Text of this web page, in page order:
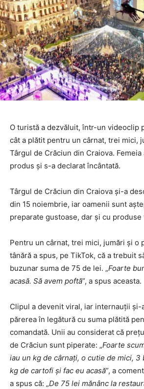
O turistă a dezvăluit, într-un videoclip
cât a plătit pentru un cârnat, trei mici,
Târgul de Crăciun din Craiova.
produs și s-a declarat încântată.
Târgul de Crăciun din Craiova și-a
din 15 noiembrie, iar oamenii sunt
preparate gustoase, dar și cu
Pentru un cârnat, trei mici, jumări și o
tânără a spus, pe TikTok, că a trebuit
buzunar suma de 75 de lei. „Foarte
acasă. Să avem poftă”, a spus aceasta.
Clipul a devenit viral, iar internauții și-
părerea în legătură cu suma plătită
comandată. Unii au considerat că
de Crăciun sunt piperate: „Foarte
iau un kg de cârnați, o cutie de mici, 3
kg de cartofi și fac eu acasă”, a
a spus că: „De 75 lei mănânc la